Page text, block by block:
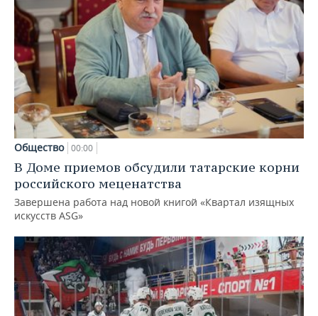
Общество 00:00
В Доме приемов обсудили татарские корни
российского меценатства
Завершена работа над новой книгой «Квартал изящных
искусств ASG»